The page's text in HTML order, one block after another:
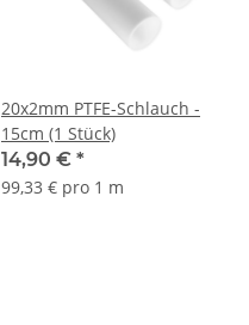
20x2mm PTFE-Schlauch -
15cm (1 Stück)
14,90 € *
99,33 € pro 1 m